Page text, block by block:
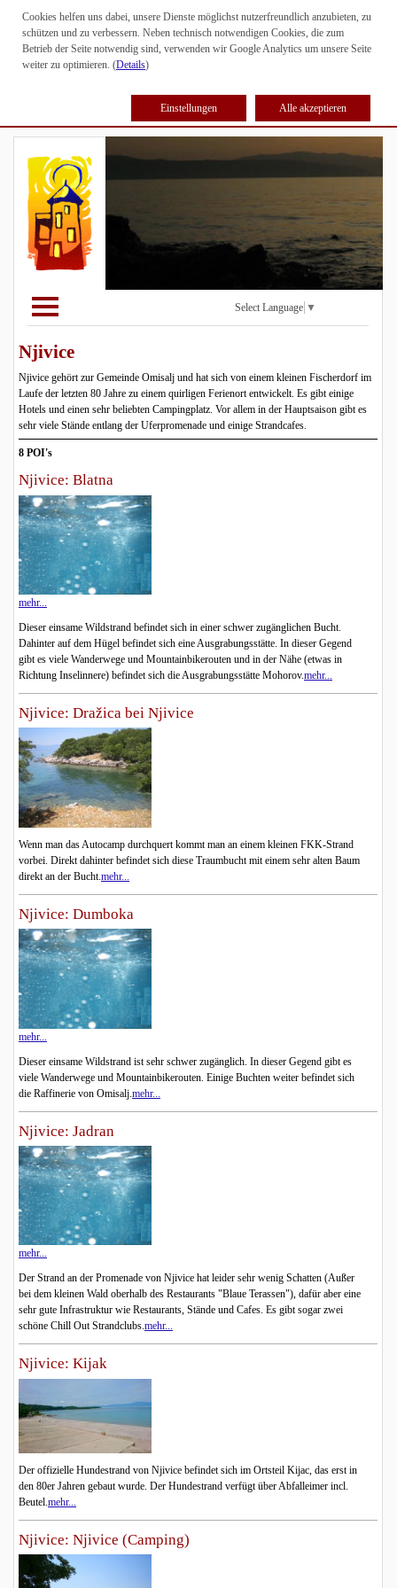
Cookies helfen uns dabei, unsere Dienste möglichst nutzerfreundlich anzubieten, zu
schützen und zu verbessern. Neben technisch notwendigen Cookies, die zum
Betrieb der Seite notwendig sind, verwenden wir Google Analytics um unsere Seite
weiter zu optimieren. (Details)
Einstellungen Alle akzeptieren
Select Language ▼
Njivice
Njivice gehört zur Gemeinde Omisalj und hat sich von einem kleinen Fischerdorf im
Laufe der letzten 80 Jahre zu einem quirligen Ferienort entwickelt. Es gibt einige
Hotels und einen sehr beliebten Campingplatz. Vor allem in der Hauptsaison gibt es
sehr viele Stände entlang der Uferpromenade und einige Strandcafes.
8 POI's
Njivice: Blatna
mehr...
Dieser einsame Wildstrand befindet sich in einer schwer zugänglichen Bucht.
Dahinter auf dem Hügel befindet sich eine Ausgrabungsstätte. In dieser Gegend
gibt es viele Wanderwege und Mountainbikerouten und in der Nähe (etwas in
Richtung Inselinnere) befindet sich die Ausgrabungsstätte Mohorov.mehr...
Njivice: Dražica bei Njivice
Wenn man das Autocamp durchquert kommt man an einem kleinen FKK-Strand
vorbei. Direkt dahinter befindet sich diese Traumbucht mit einem sehr alten Baum
direkt an der Bucht. mehr...
Njivice: Dumboka
mehr...
Dieser einsame Wildstrand ist sehr schwer zugänglich. In dieser Gegend gibt es
viele Wanderwege und Mountainbikerouten. Einige Buchten weiter befindet sich
die Raffinerie von Omisalj. mehr...
Njivice: Jadran
mehr...
Der Strand an der Promenade von Njivice hat leider sehr wenig Schatten (Außer
bei dem kleinen Wald oberhalb des Restaurants "Blaue Terassen"), dafür aber eine
sehr gute Infrastruktur wie Restaurants, Stände und Cafes. Es gibt sogar zwei
schöne Chill Out Strandclubs.mehr...
Njivice: Kijak
Der offizielle Hundestrand von Njivice befindet sich im Ortsteil Kijac, das erst in
den 80er Jahren gebaut wurde. Der Hundestrand verfügt über Abfalleimer incl.
Beutel. mehr...
Njivice: Njivice (Camping)